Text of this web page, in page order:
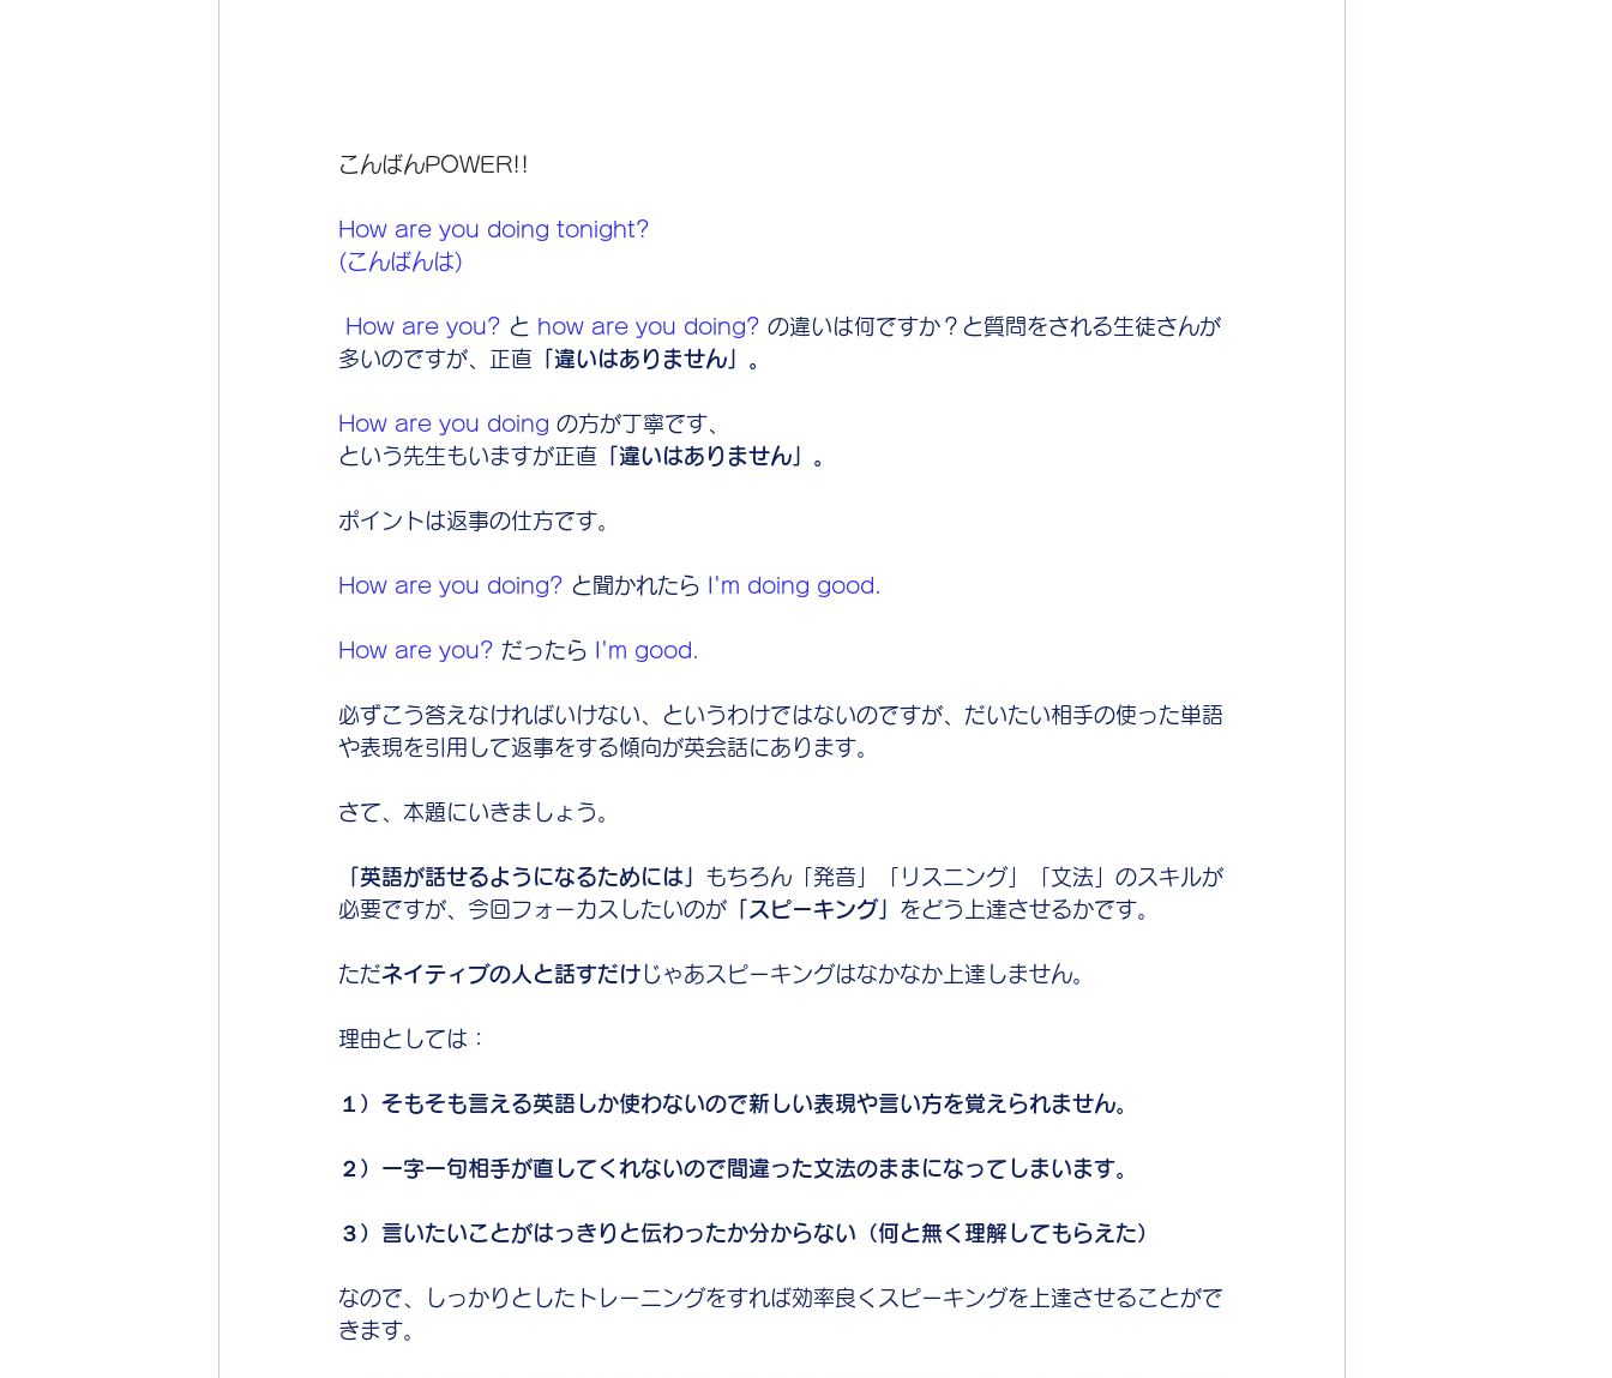
こんばんPOWER!!
How are you doing tonight?
(こんばんは)
How are you? と how are you doing? の違いは何ですか？と質問をされる生徒さんが
多いのですが、正直 「違いはありません」。
How are you doing の方が丁寧です、
という先生もいますが正直 「違いはありません」。
ポイントは返事の仕方です。
How are you doing? と聞かれたら I'm doing good.
How are you? だったら I'm good.
必ずこう答えなければいけない、というわけではないのですが、だいたい相手の使った単語
や表現を引用して返事をする傾向が英会話にあります。
さて、本題にいきましょう。
「英語が話せるようになるためには」 もちろん「発音」「リスニング」「文法」のスキルが
必要ですが、今回フォーカスしたいのが 「スピーキング」 をどう上達させるかです。
ただネイティブの人と話すだけじゃあスピーキングはなかなか上達しません。
理由としては：
１）そもそも言える英語しか使わないので新しい表現や言い方を覚えられません。
２）一字一句相手が直してくれないので間違った文法のままになってしまいます。
３）言いたいことがはっきりと伝わったか分からない（何と無く理解してもらえた）
なので、しっかりとしたトレーニングをすれば効率良くスピーキングを上達させることがで
きます。